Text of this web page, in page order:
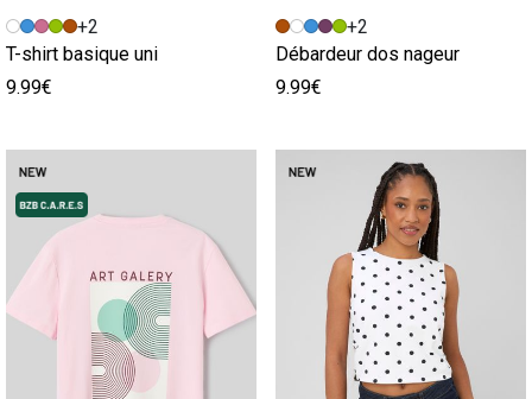
Image précédente
Image suivante
+2
T-shirt basique uni
9.99€
Image précédente
Image suivante
+2
Débardeur dos nageur
9.99€